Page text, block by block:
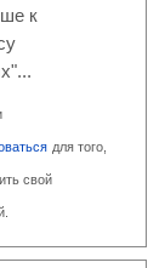
к
для того,
свой